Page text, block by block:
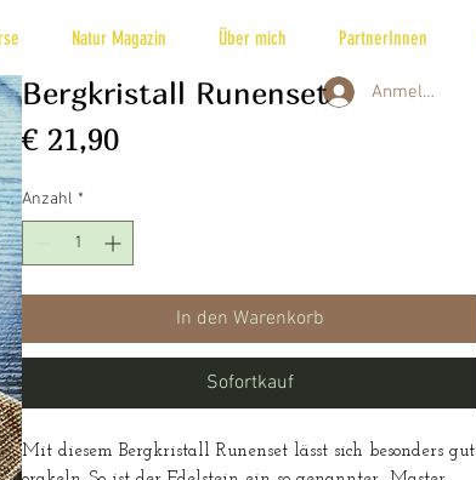
Natur Magazin Über mich PartnerInnen
Anmelden
Bergkristall Runenset
€ 21,90Preis
Anzahl *
In den Warenkorb
Sofortkauf
Mit diesem Bergkristall Runenset lässt sich besonders gut